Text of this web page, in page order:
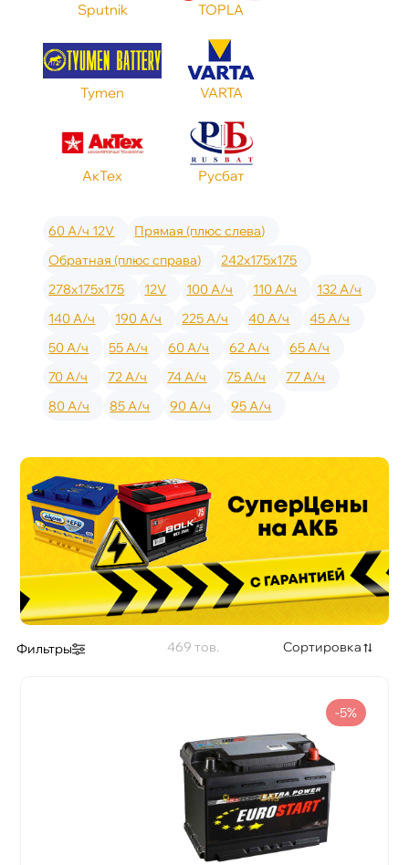
Sputnik TOPLA
Tymen VARTA
АкТех Русбат
60 А/ч 12V
Прямая (плюс слева)
Обратная (плюс справа)
242x175x175
278x175x175
12V 100 А/ч 110 А/ч
132 А/ч
140 А/ч
190 А/ч 225 А/ч 40 А/ч
45 А/ч
50 А/ч
55 А/ч 60 А/ч 62 А/ч
65 А/ч
70 А/ч
72 А/ч 74 А/ч 75 А/ч
77 А/ч
80 А/ч
85 А/ч 90 А/ч 95 А/ч
Фильтры 469 Сортировка
-5%